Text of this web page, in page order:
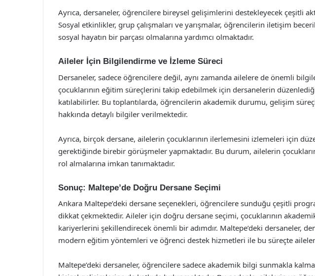
Ayrıca, dersaneler, öğrencilere bireysel gelişimlerini destekleyecek çeşitli
Sosyal etkinlikler, grup çalışmaları ve yarışmalar, öğrencilerin iletişim
sosyal hayatın bir parçası olmalarına yardımcı olmaktadır.
Aileler İçin Bilgilendirme ve İzleme Süreci
Dersaneler, sadece öğrencilere değil, aynı zamanda ailelere de önemli
çocuklarının eğitim süreçlerini takip edebilmek için dersanelerin
katılabilirler. Bu toplantılarda, öğrencilerin akademik durumu, gelişim
hakkında detaylı bilgiler verilmektedir.
Ayrıca, birçok dersane, ailelerin çocuklarının ilerlemesini izlemeleri için
gerektiğinde birebir görüşmeler yapmaktadır. Bu durum, ailelerin
rol almalarına imkan tanımaktadır.
Sonuç: Maltepe’de Doğru Dersane Seçimi
Ankara Maltepe’deki dersane seçenekleri, öğrencilere sunduğu çeşitli
dikkat çekmektedir. Aileler için doğru dersane seçimi, çocuklarının
kariyerlerini şekillendirecek önemli bir adımdır. Maltepe’deki dersaneler,
modern eğitim yöntemleri ve öğrenci destek hizmetleri ile bu süreçte
Maltepe’deki dersaneler, öğrencilere sadece akademik bilgi sunmakla